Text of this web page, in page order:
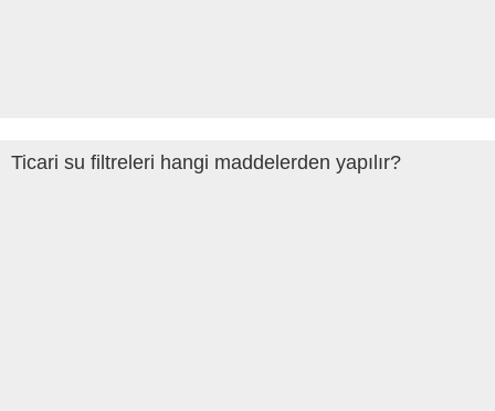
Ticari su filtreleri hangi maddelerden yapılır?